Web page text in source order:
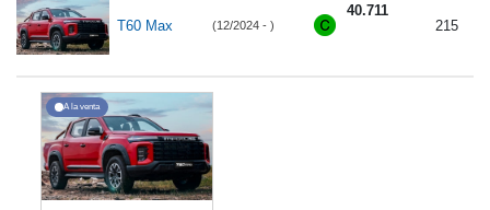
T60 Max (12/2024 - )
40.711
215
A la venta